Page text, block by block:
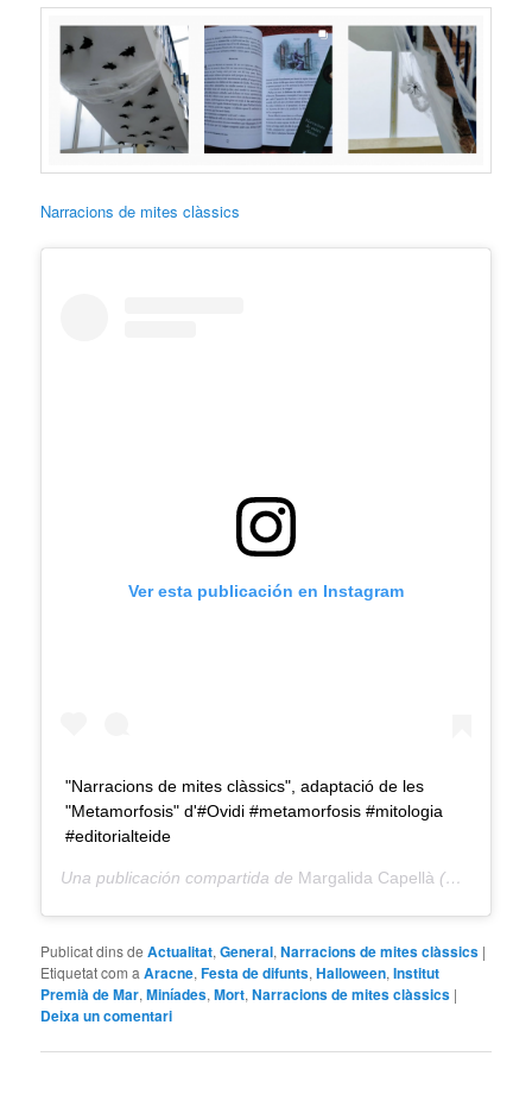
Narracions de mites clàssics
Ver esta publicación en Instagram
"Narracions de mites clàssics", adaptació de les
"Metamorfosis" d'#Ovidi #metamorfosis #mitologia
#editorialteide
Una publicación compartida de Margalida Capellà (@filaracne) el
Publicat dins de Actualitat,General,Narracions de mites clàssics |
Etiquetat com a Aracne,Festa de difunts,Halloween,Institut
Premià de Mar,Miníades,Mort,Narracions de mites clàssics |
Deixa un comentari